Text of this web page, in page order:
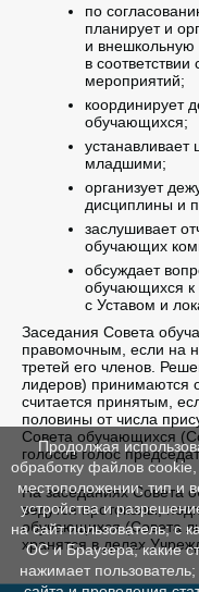
по
планирует и
и
в
мероприятий;
координирует
обучающихся;
устанавливает
младшими;
организует
дисциплины и
заслушивает
обучающих
обсуждает
обучающихся к
с Уставом и
Заседания Совета
правомочным, если на
третей его членов.
лидеров) принимаются
считается принятым,
половины от числа
Совета обучающихся
голосов голос
На заседаниях Совета
ведутся протоколы,
обучающихся (Совета
хранятся в делах
Продолжая
обработку файлов
местоположении; тип и
устройства и
на сайт пользователь; с
ОС и Браузера; какие
нажимает